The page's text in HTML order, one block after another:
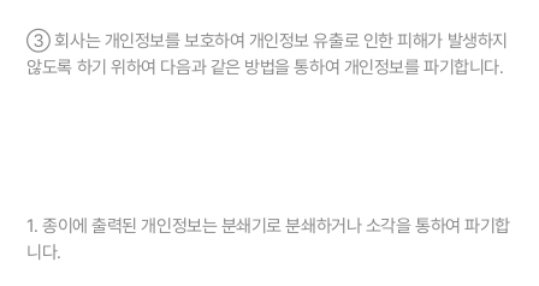
③ 회사는 개인정보를 보호하여 개인정보 유출로 인한 피해가 발생하지
않도록 하기 위하여 다음과 같은 방법을 통하여 개인정보를 파기합니다.
1. 종이에 출력된 개인정보는 분쇄기로 분쇄하거나 소각을 통하여 파기합
니다.